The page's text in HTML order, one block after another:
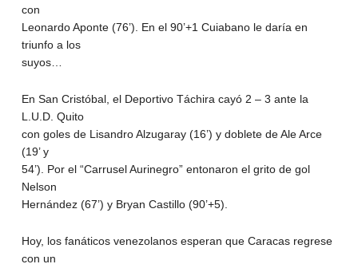
con
Leonardo Aponte (76’). En el 90’+1 Cuiabano le daría en
triunfo a los
suyos…
En San Cristóbal, el Deportivo Táchira cayó 2 – 3 ante la
L.U.D. Quito
con goles de Lisandro Alzugaray (16’) y doblete de Ale Arce
(19’ y
54’). Por el “Carrusel Aurinegro” entonaron el grito de gol
Nelson
Hernández (67’) y Bryan Castillo (90’+5).
Hoy, los fanáticos venezolanos esperan que Caracas regrese
con un